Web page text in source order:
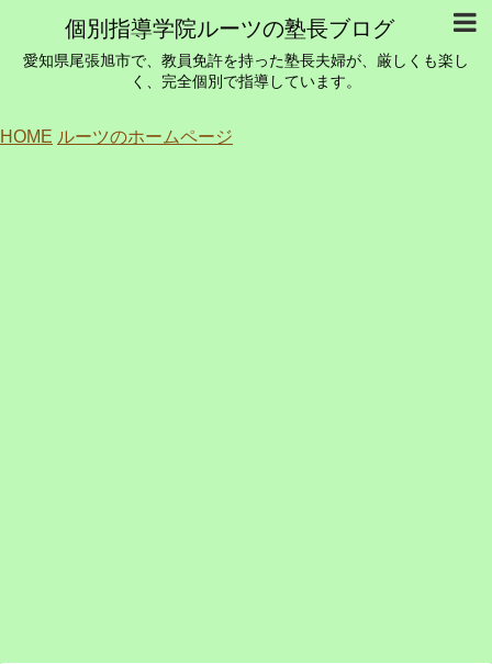
個別指導学院ルーツの塾長ブログ
愛知県尾張旭市で、教員免許を持った塾長夫婦が、厳しくも楽し
く、完全個別で指導しています。
HOME ルーツのホームページ